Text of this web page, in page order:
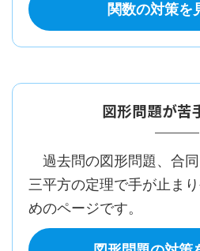
関数の対策を
図形問題が苦
過去問の図形問題、合同
三平方の定理で手が止ま
めのページです。